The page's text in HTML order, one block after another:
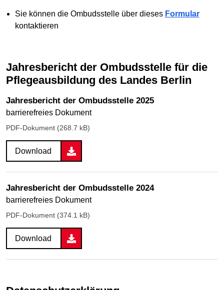
Sie können die Ombudsstelle über dieses Formular
kontaktieren
Jahresbericht der Ombudsstelle für die
Pflegeausbildung des Landes Berlin
Jahresbericht der Ombudsstelle 2025
barrierefreies Dokument
PDF-Dokument (268.7 kB)
Download
Jahresbericht der Ombudsstelle 2024
barrierefreies Dokument
PDF-Dokument (374.1 kB)
Download